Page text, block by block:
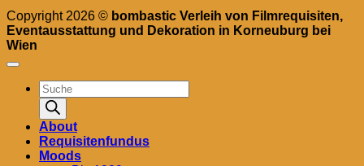
Copyright 2026 © bombastic Verleih von Filmrequisiten,
Eventausstattung und Dekoration in Korneuburg bei
Wien
Products
search
About
Requisitenfundus
Moods